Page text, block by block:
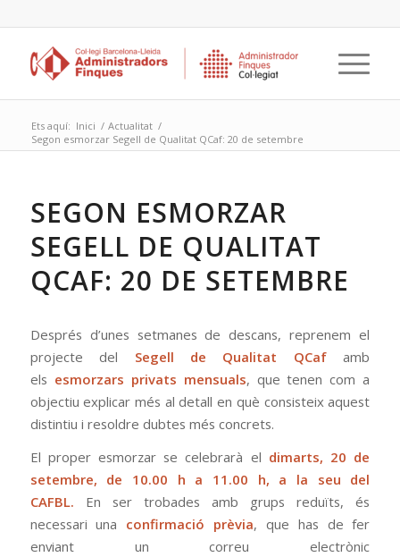
Ets aquí: Inici / Actualitat /
Segon esmorzar Segell de Qualitat QCaf: 20 de setembre
SEGON ESMORZAR
SEGELL DE QUALITAT
QCAF: 20 DE SETEMBRE
Després d’unes setmanes de descans, reprenem el
projecte del Segell de Qualitat QCafamb
els esmorzars privats mensuals, que tenen com a
objectiu explicar més al detall en què consisteix aquest
distintiu i resoldre dubtes més concrets.
El proper esmorzar se celebrarà el dimarts, 20 de
setembre, de 10.00 h a 11.00 h, a la seu del
CAFBL. En ser trobades amb grups reduïts, és
necessari una confirmació prèvia, que has de fer
enviant un correu electrònic